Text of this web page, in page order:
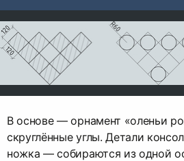
В основе — орнамент «оленьи
скруглённые углы. Детали
ножка — собираются из одной